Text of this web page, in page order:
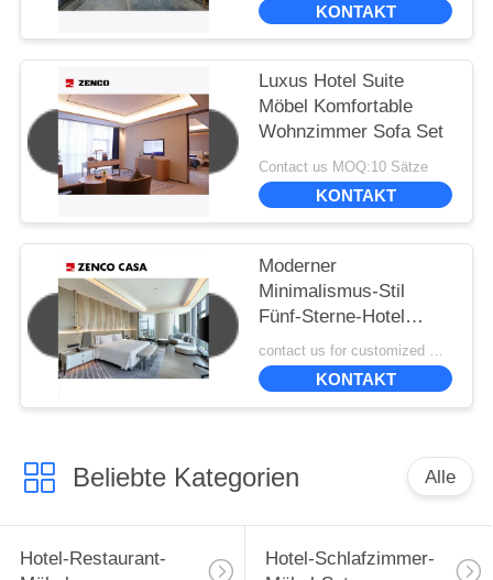
KONTAKT
Luxus Hotel Suite
Möbel Komfortable
Wohnzimmer Sofa Set
Contact us MOQ:10 Sätze
KONTAKT
Moderner
Minimalismus-Stil
Fünf-Sterne-Hotel
Präsidentschaftssuite
Möbel-Set
contact us for customized MOQ:10
KONTAKT
Beliebte Kategorien Alle
Hotel-Restaurant-
Hotel-Schlafzimmer-